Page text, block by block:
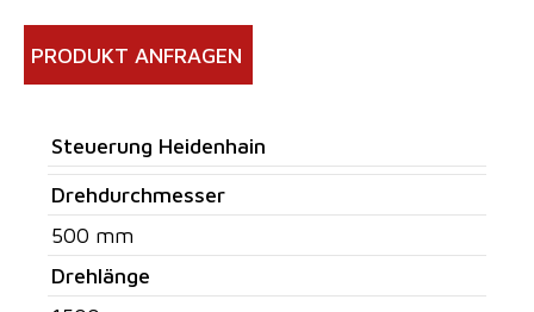
PRODUKT ANFRAGEN
Steuerung Heidenhain
Drehdurchmesser
500 mm
Drehlänge